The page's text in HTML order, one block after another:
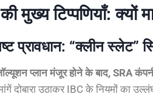
मुख्य टिप्पणियाँ: क्यों
प्रावधान: “क्लीन स्लेट”
प्लान मंजूर होने के बाद, SRA
दोबारा उठाकर IBC के नियमों का